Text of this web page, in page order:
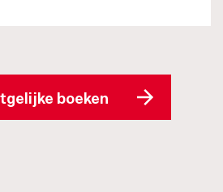
boeken